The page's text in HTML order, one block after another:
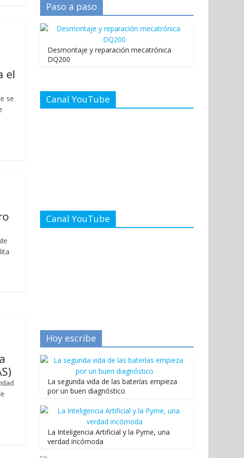
el
se
Paso a paso
Desmontaje y reparación mecatrónica
DQ200
Canal YouTube
Canal YouTube
Hoy escribe
La segunda vida de las baterías empieza
por un buen diagnóstico
La Inteligencia Artificial y la Pyme, una
verdad incómoda